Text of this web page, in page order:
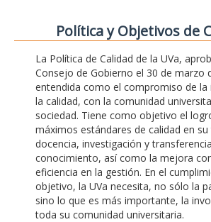
Polí­tica y Objetivos de
La Política de Calidad de la UVa,
Consejo de Gobierno el 30 de marzo
entendida como el compromiso de la
la calidad, con la comunidad
sociedad. Tiene como objetivo el
máximos estándares de calidad en
docencia, investigación y
conocimiento, así como la mejora
eficiencia en la gestión. En el
objetivo, la UVa necesita, no sólo la
sino lo que es más importante, la
toda su comunidad universitaria.